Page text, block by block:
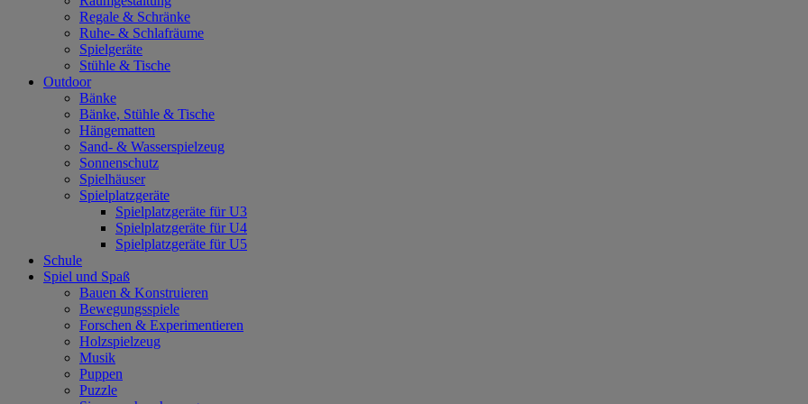
Regale & Schränke
Ruhe- & Schlafräume
Spielgeräte
Stühle & Tische
Outdoor
Bänke
Bänke, Stühle & Tische
Hängematten
Sand- & Wasserspielzeug
Sonnenschutz
Spielhäuser
Spielplatzgeräte
Spielplatzgeräte für U3
Spielplatzgeräte für U4
Spielplatzgeräte für U5
Schule
Spiel und Spaß
Bauen & Konstruieren
Bewegungsspiele
Forschen & Experimentieren
Holzspielzeug
Musik
Puppen
Puzzle